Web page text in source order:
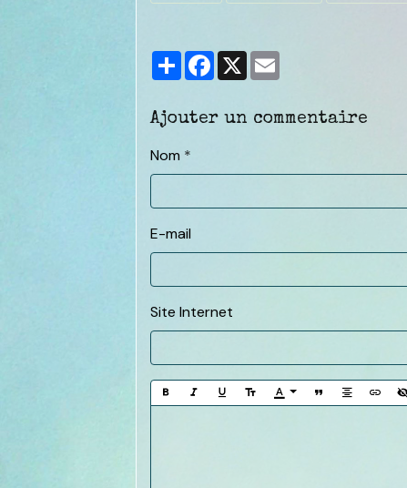
PartagerFacebook
X
Ajouter un commentaire
Nom
E-mail
Site Internet